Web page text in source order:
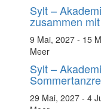
Sylt –
zusammen
9 Mai, 2027 - 15
Meer
Sylt –
29 Mai, 2027 - 4